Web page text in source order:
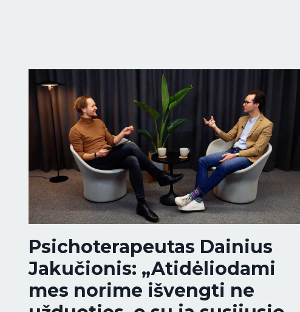
Psichoterapeutas Dainius
Jakučionis: „Atidėliodami
mes norime išvengti ne